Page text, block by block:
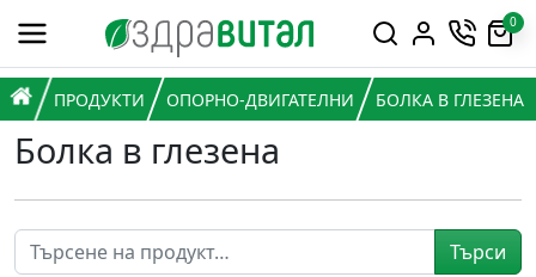
Премини към съдържанието
Горна навигация
0
Главна навигация
НАЧАЛО
ПРОДУКТИ ОПОРНО-ДВИГАТЕЛНИ БОЛКА В ГЛЕЗЕНА
Болка в глезена
Търси